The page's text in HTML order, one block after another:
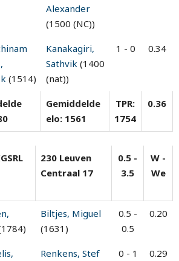
Alexander
(1500 (NC))
(1514)
Kanakagiri,
Sathvik (1400
(nat))
1 - 0 0.34
Gemiddelde
elo: 1561
TPR:
1754
0.36
230 Leuven
Centraal 17
0.5 -
3.5
W -
We
Biltjes, Miguel
(1631)
0.5 -
0.5
0.20
Renkens, Stef
0 - 1 0.29